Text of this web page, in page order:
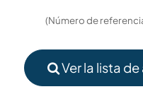
(Número de
Ver la lista